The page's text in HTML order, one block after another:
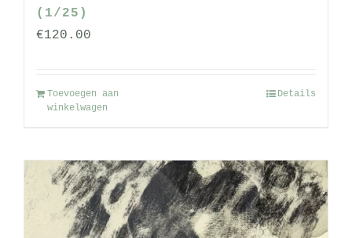
(1/25)
€120.00
Toevoegen aan
winkelwagen
Details